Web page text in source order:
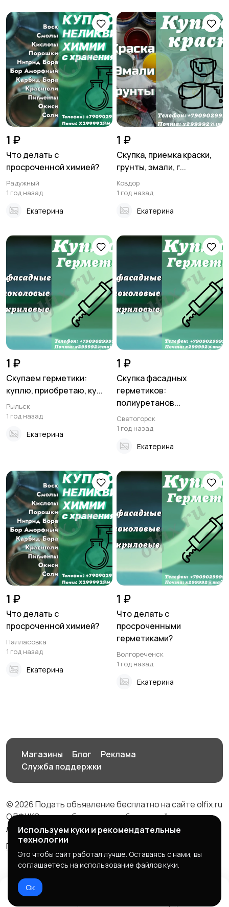
1 ₽
Что делать с
просроченной химией?
Радужный
1 год назад
Екатерина
1 ₽
Скупка, приемка краски,
грунты, эмали, г...
Ковдор
1 год назад
Екатерина
1 ₽
Скупаем герметики:
куплю, приобретаю, ку...
Рыльск
1 год назад
Екатерина
1 ₽
Скупка фасадных
герметиков:
полиуретанов...
Светогорск
1 год назад
Екатерина
1 ₽
Что делать с
просроченной химией?
Палласовка
1 год назад
Екатерина
1 ₽
Что делать с
просроченными
герметиками?
Волгореченск
1 год назад
Екатерина
Магазины Блог
Реклама
Служба поддержки
© 2026 Подать объявление бесплатно на сайте olfix.ru
ОЛФИКС - доска беспалтных объявлений от частных
лиц и компаний
Правила сервиса
Используем куки и рекомендательные
технологии
Это чтобы сайт работал лучше. Оставаясь с нами, вы
соглашаетесь на использование файлов куки.
Ок